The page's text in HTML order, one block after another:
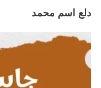
دلع اسم محمد